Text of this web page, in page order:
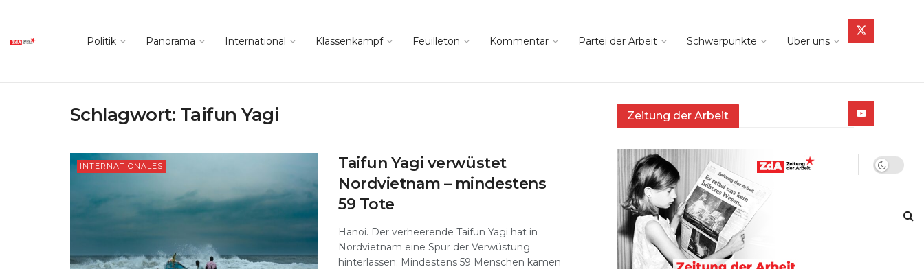
Politik Panorama International Klassenkampf Feuilleton Kommentar Partei der Arbeit Schwerpunkte Über uns
Schlagwort: Taifun Yagi
INTERNATIONALES
Taifun Yagi verwüstet
Nordvietnam – mindestens
59 Tote
Hanoi. Der verheerende Taifun Yagi hat in
Nordvietnam eine Spur der Verwüstung
hinterlassen: Mindestens 59 Menschen kamen
Zeitung der Arbeit